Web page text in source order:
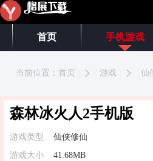
首页 手机游戏
当前位置： 首页 游戏 仙
森林冰火人2手机版
游戏类型
仙侠修仙
游戏大小
41.68MB